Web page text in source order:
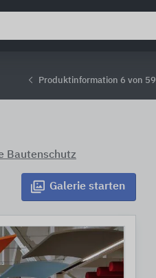
Produktinformation 6 von 59
Bautenschutz
Galerie starten